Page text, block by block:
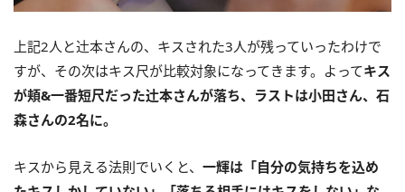
上記2人と辻󠄀本さんの、キスされた3人が残っていったわけで
すが、その次はキス尺が比較対象になってきます。よってキス
が頬&一番短尺だった辻󠄀本さんが落ち、ラストは小田さん、石
森さんの2名に。
キスから見える法則でいくと、 一輝は「自分の気持ちを込め